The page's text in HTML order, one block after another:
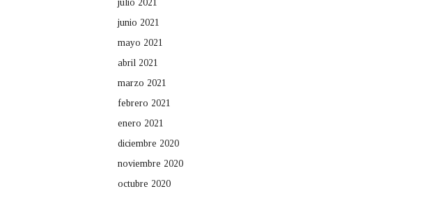
julio 2021
junio 2021
mayo 2021
abril 2021
marzo 2021
febrero 2021
enero 2021
diciembre 2020
noviembre 2020
octubre 2020